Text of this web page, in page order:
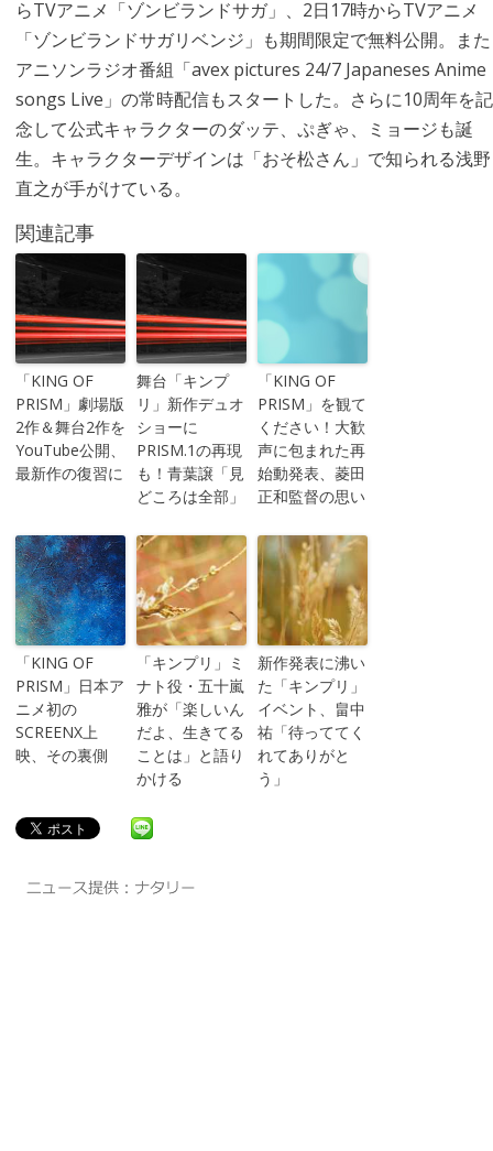
らTVアニメ「ゾンビランドサガ」、2日17時からTVアニメ
「ゾンビランドサガリベンジ」も期間限定で無料公開。また
アニソンラジオ番組「avex pictures 24/7 Japaneses Anime
songs Live」の常時配信もスタートした。さらに10周年を記
念して公式キャラクターのダッテ、ぷぎゃ、ミョージも誕
生。キャラクターデザインは「おそ松さん」で知られる浅野
直之が手がけている。
関連記事
「KING OF
PRISM」劇場版
2作＆舞台2作を
YouTube公開、
最新作の復習に
舞台「キンプ
リ」新作デュオ
ショーに
PRISM.1の再現
も！青葉譲「見
どころは全部」
「KING OF
PRISM」を観て
ください！大歓
声に包まれた再
始動発表、菱田
正和監督の思い
「KING OF
PRISM」日本ア
ニメ初の
SCREENX上
映、その裏側
「キンプリ」ミ
ナト役・五十嵐
雅が「楽しいん
だよ、生きてる
ことは」と語り
かける
新作発表に沸い
た「キンプリ」
イベント、畠中
祐「待っててく
れてありがと
う」